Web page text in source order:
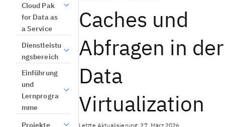
Cloud Pak
for Data as
a Service
Dienstleistu
ngsbereich
Einführung
und
Lernprogra
mme
Projekte
Caches und
Abfragen in der
Data
Virtualization
Letzte Aktualisierung: 27. März 2026